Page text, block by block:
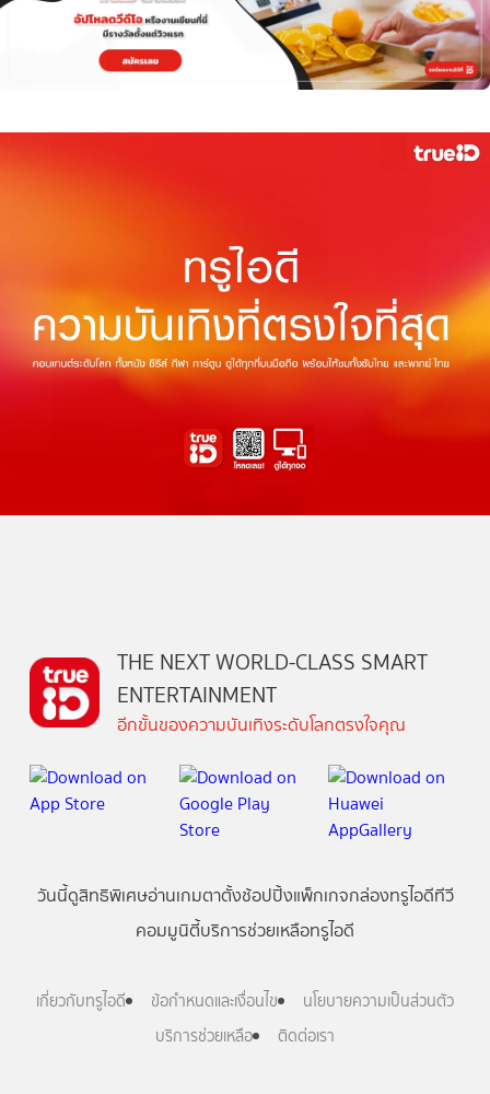
THE NEXT WORLD-CLASS SMART
ENTERTAINMENT
อีกขั้นของความบันเทิงระดับโลกตรงใจคุณ
วันนี้ดูสิทธิพิเศษอ่านเกมตาตั้งช้อปปิ้งแพ็กเกจกล่องทรูไอดีทีวี
คอมมูนิตี้บริการช่วยเหลือทรูไอดี
เกี่ยวกับทรูไอดี ข้อกำหนดและเงื่อนไข
นโยบายความเป็นส่วนตัว
บริการช่วยเหลือ
ติดต่อเรา